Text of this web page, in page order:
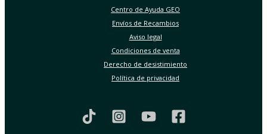
Centro de Ayuda GEO
Envíos de Recambios
Aviso legal
Condiciones de venta
Derecho de desistimiento
Política de privacidad